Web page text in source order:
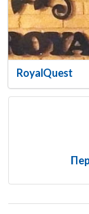
RoyalQuest